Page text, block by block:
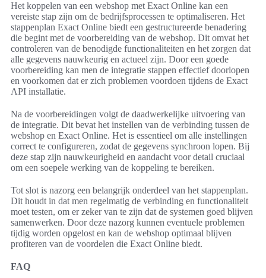
Het koppelen van een webshop met Exact Online kan een
vereiste stap zijn om de bedrijfsprocessen te optimaliseren. Het
stappenplan Exact Online biedt een gestructureerde benadering
die begint met de voorbereiding van de webshop. Dit omvat het
controleren van de benodigde functionaliteiten en het zorgen dat
alle gegevens nauwkeurig en actueel zijn. Door een goede
voorbereiding kan men de integratie stappen effectief doorlopen
en voorkomen dat er zich problemen voordoen tijdens de Exact
API installatie.
Na de voorbereidingen volgt de daadwerkelijke uitvoering van
de integratie. Dit bevat het instellen van de verbinding tussen de
webshop en Exact Online. Het is essentieel om alle instellingen
correct te configureren, zodat de gegevens synchroon lopen. Bij
deze stap zijn nauwkeurigheid en aandacht voor detail cruciaal
om een soepele werking van de koppeling te bereiken.
Tot slot is nazorg een belangrijk onderdeel van het stappenplan.
Dit houdt in dat men regelmatig de verbinding en functionaliteit
moet testen, om er zeker van te zijn dat de systemen goed blijven
samenwerken. Door deze nazorg kunnen eventuele problemen
tijdig worden opgelost en kan de webshop optimaal blijven
profiteren van de voordelen die Exact Online biedt.
FAQ